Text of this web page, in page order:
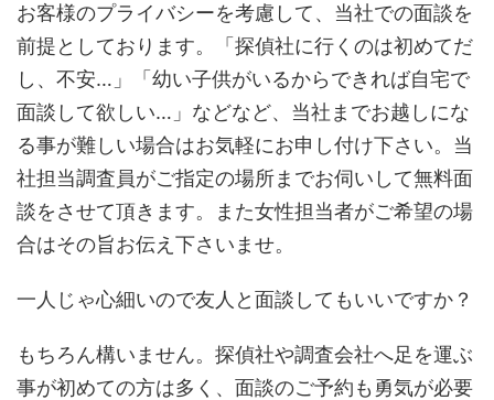
お客様のプライバシーを考慮して、当社での面談を
前提としております。「探偵社に行くのは初めてだ
し、不安…」「幼い子供がいるからできれば自宅で
面談して欲しい…」などなど、当社までお越しにな
る事が難しい場合はお気軽にお申し付け下さい。当
社担当調査員がご指定の場所までお伺いして無料面
談をさせて頂きます。また女性担当者がご希望の場
合はその旨お伝え下さいませ。
一人じゃ心細いので友人と面談してもいいですか？
もちろん構いません。探偵社や調査会社へ足を運ぶ
事が初めての方は多く、面談のご予約も勇気が必要